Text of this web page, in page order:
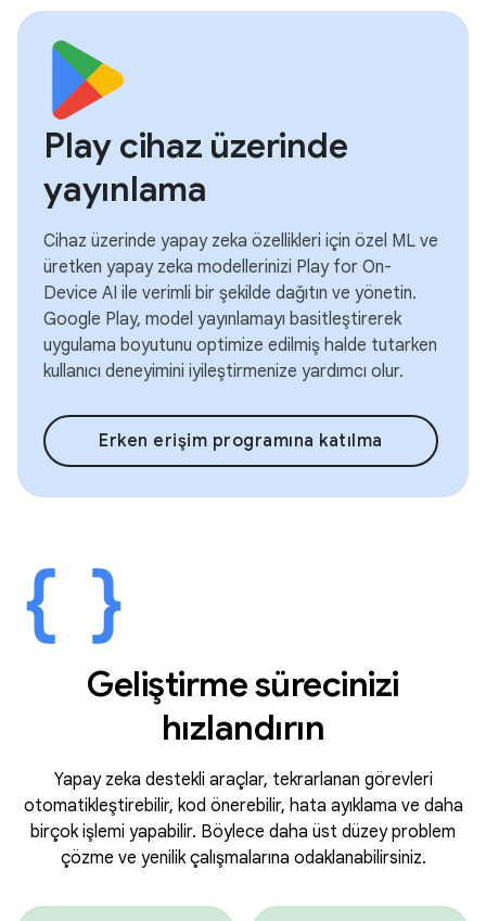
Play cihaz üzerinde
yayınlama
Cihaz üzerinde yapay zeka özellikleri için özel ML ve
üretken yapay zeka modellerinizi Play for On-
Device AI ile verimli bir şekilde dağıtın ve yönetin.
Google Play, model yayınlamayı basitleştirerek
uygulama boyutunu optimize edilmiş halde tutarken
kullanıcı deneyimini iyileştirmenize yardımcı olur.
Erken erişim programına katılma
Geliştirme sürecinizi
hızlandırın
Yapay zeka destekli araçlar, tekrarlanan görevleri
otomatikleştirebilir, kod önerebilir, hata ayıklama ve daha
birçok işlemi yapabilir. Böylece daha üst düzey problem
çözme ve yenilik çalışmalarına odaklanabilirsiniz.